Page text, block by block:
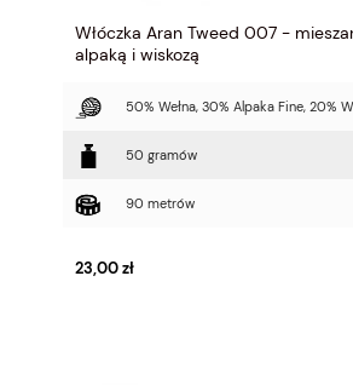
Włóczka Aran Tweed 007 -
alpaką i wiskozą
50% Wełna, 30% Alpaka Fine, 20%
50 gramów
90 metrów
23,00 zł